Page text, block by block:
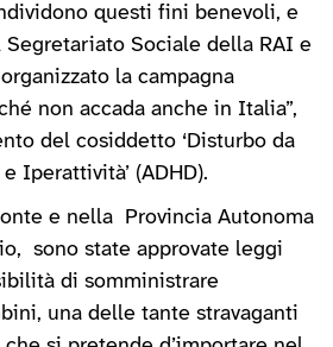
questi fini benevoli, e
Sociale della RAI e
la campagna
non accada anche in Italia”,
del cosiddetto ‘Disturbo da
Iperattività’ (ADHD).
e nella Provincia Autonoma
sono state approvate leggi
di somministrare
una delle tante stravaganti